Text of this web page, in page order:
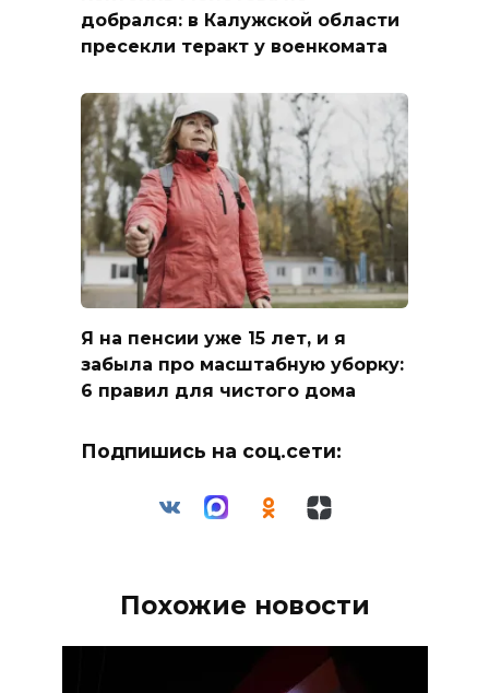
добрался: в Калужской области
пресекли теракт у военкомата
Я на пенсии уже 15 лет, и я
забыла про масштабную уборку:
6 правил для чистого дома
Подпишись на соц.сети:
Похожие новости